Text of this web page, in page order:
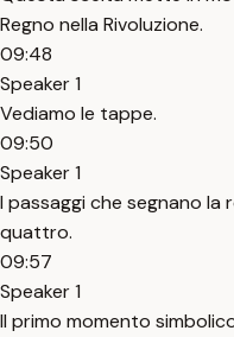
Regno nella Rivoluzione.
09:48
Speaker 1
Vediamo le tappe.
09:50
Speaker 1
I passaggi che segnano
quattro.
09:57
Speaker 1
Il primo momento